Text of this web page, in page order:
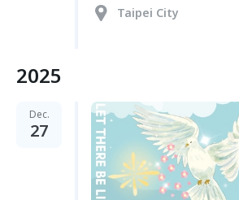
Taipei City
2025
Dec.
27